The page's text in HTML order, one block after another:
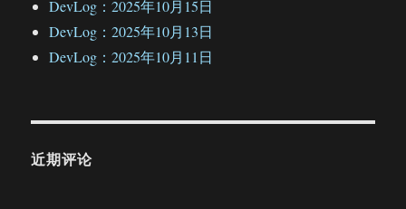
DevLog：2025年10月15日
DevLog：2025年10月13日
DevLog：2025年10月11日
近期评论